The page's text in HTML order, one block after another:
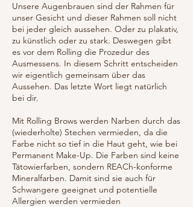
Unsere Augenbrauen sind der Rahmen für
unser Gesicht und dieser Rahmen soll nicht
bei jeder gleich aussehen. Oder zu plakativ,
zu künstlich oder zu stark. Deswegen gibt
es vor dem Rolling die Prozedur des
Ausmessens. In diesem Schritt entscheiden
wir eigentlich gemeinsam über das
Aussehen. Das letzte Wort liegt natürlich
bei dir.
Mit Rolling Brows werden Narben durch das
(wiederholte) Stechen vermieden, da die
Farbe nicht so tief in die Haut geht, wie bei
Permanent Make-Up. Die Farben sind keine
Tätowierfarben, sondern REACh-konforme
Mineralfarben. Damit sind sie auch für
Schwangere geeignet und potentielle
Allergien werden vermieden